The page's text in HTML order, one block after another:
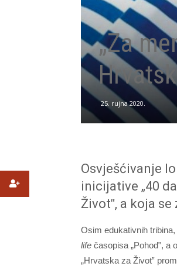
„Za
25. rujna 2020.
Osvješćivanje
inicijative „40
Život‟, a koja
Osim edukativnih
life časopisa „Pohod‟, a
„Hrvatska za Život‟